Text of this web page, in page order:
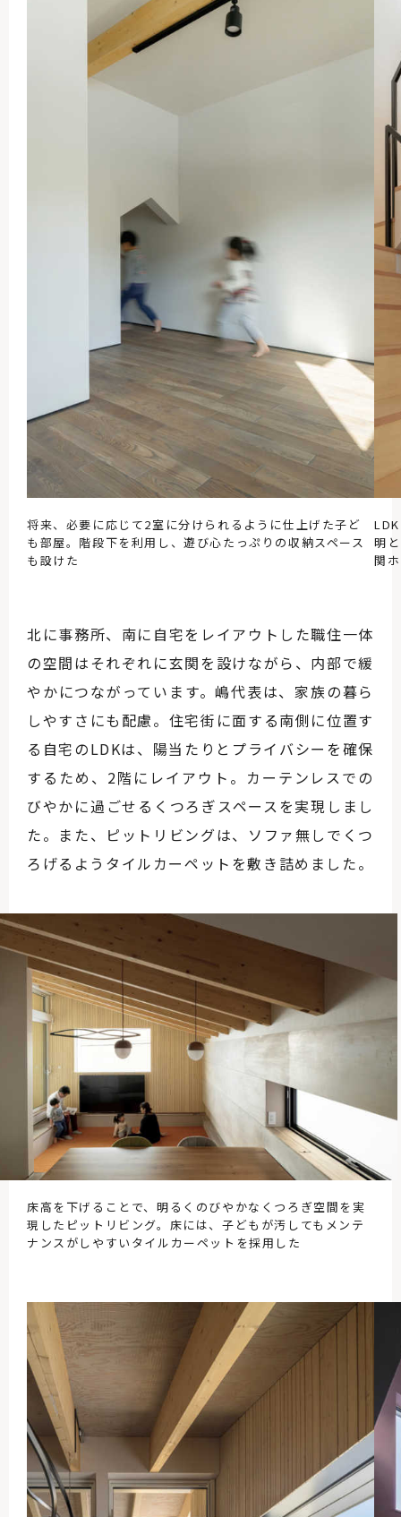
将来、必要に応じて2室に分けられるように仕上げた子ど
も部屋。階段下を利用し、遊び心たっぷりの収納スペース
も設けた
明
関
北に事務所、南に自宅をレイアウトした職住一体
の空間はそれぞれに玄関を設けながら、内部で緩
やかにつながっています。嶋代表は、家族の暮ら
しやすさにも配慮。住宅街に面する南側に位置す
る自宅のLDKは、陽当たりとプライバシーを確保
するため、2階にレイアウト。カーテンレスでの
びやかに過ごせるくつろぎスペースを実現しまし
た。また、ピットリビングは、ソファ無しでくつ
ろげるようタイルカーペットを敷き詰めました。
床高を下げることで、明るくのびやかなくつろぎ空間を実
現したピットリビング。床には、子どもが汚してもメンテ
ナンスがしやすいタイルカーペットを採用した